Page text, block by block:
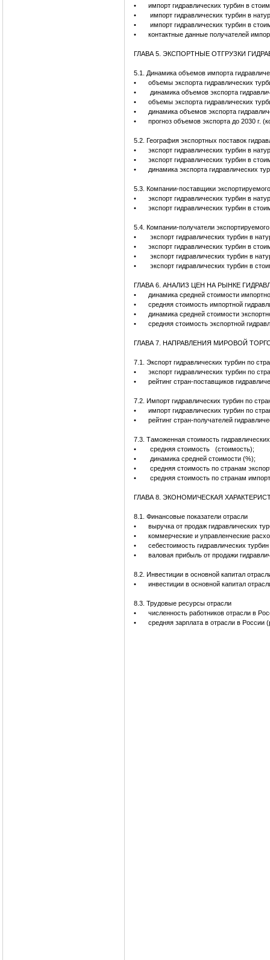
•
импорт гидравлических турбин в
•
импорт гидравлических турбин в
•
импорт гидравлических турбин в
•
контактные данные получателей
ГЛАВА 5. ЭКСПОРТНЫЕ ОТГРУЗКИ
5.1. Динамика объемов импорта
•
объемы экспорта гидравлических
•
динамика объемов экспорта
•
объемы экспорта гидравлических
•
динамика объемов экспорта
•
прогноз объемов экспорта до 2030 г.
5.2. География экспортных поставок
•
экспорт гидравлических турбин в
•
экспорт гидравлических турбин в
•
динамика экспорта гидравлических
5.3. Компании-поставщики
•
экспорт гидравлических турбин в
•
экспорт гидравлических турбин в
5.4. Компании-получатели
•
экспорт гидравлических турбин в
•
экспорт гидравлических турбин в
•
экспорт гидравлических турбин в
•
экспорт гидравлических турбин в
ГЛАВА 6. АНАЛИЗ ЦЕН НА РЫНКЕ
•
динамика средней стоимости
•
средняя стоимость импортной
•
динамика средней стоимости
•
средняя стоимость экспортной
ГЛАВА 7. НАПРАВЛЕНИЯ МИРОВОЙ
7.1. Экспорт гидравлических турбин по
•
экспорт гидравлических турбин по
•
рейтинг стран-поставщиков
7.2. Импорт гидравлических турбин по
•
импорт гидравлических турбин по
•
рейтинг стран-получателей
7.3. Таможенная стоимость
•
средняя стоимость (стоимость);
•
динамика средней стоимости (%);
•
средняя стоимость по странам
•
средняя стоимость по странам
ГЛАВА 8. ЭКОНОМИЧЕСКАЯ
8.1. Финансовые показатели отрасли
•
выручка от продаж
•
коммерческие и управленческие
•
себестоимость гидравлических
•
валовая прибыль от продажи
8.2. Инвестиции в основной капитал
•
инвестиции в основной капитал
8.3. Трудовые ресурсы отрасли
•
численность работников отрасли в
•
средняя зарплата в отрасли в России